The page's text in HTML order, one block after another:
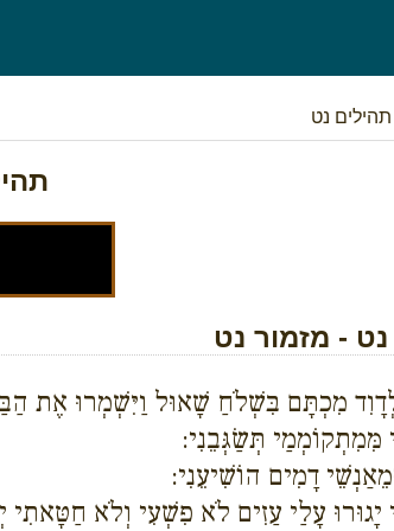
תהילים נט
- מזמור נט
מִכְתָּם בִּשְׁלֹחַ שָׁאוּל וַיִּשְׁמְרוּ אֶת
מִּמִתְקוֹמְמַי תְּשַׂגְּבֵנִי:
דָמִים הוֹשִׁיעֵנִי:
עָלַי עַזִים לֹא פִשְׁעִי וְלֹא חַטָּאתִי